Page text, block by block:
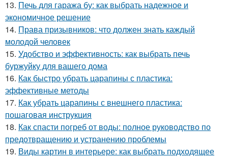
13. Печь для гаража бу: как выбрать надежное и
экономичное решение
14. Права призывников: что должен знать каждый
молодой человек
15. Удобство и эффективность: как выбрать печь
буржуйку для вашего дома
16. Как быстро убрать царапины с пластика:
эффективные методы
17. Как убрать царапины с внешнего пластика:
пошаговая инструкция
18. Как спасти погреб от воды: полное руководство по
предотвращению и устранению проблемы
19. Виды картин в интерьере: как выбрать подходящее